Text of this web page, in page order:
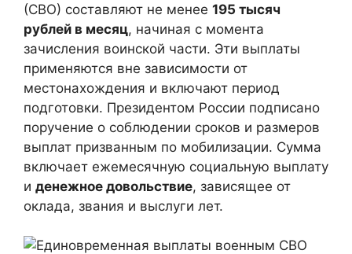
(СВО) составляют не менее 195 тысяч
рублей в месяц, начиная с момента
зачисления воинской части. Эти выплаты
применяются вне зависимости от
местонахождения и включают период
подготовки. Президентом России подписано
поручение о соблюдении сроков и размеров
выплат призванным по мобилизации. Сумма
включает ежемесячную социальную выплату
и денежное довольствие, зависящее от
оклада, звания и выслуги лет.